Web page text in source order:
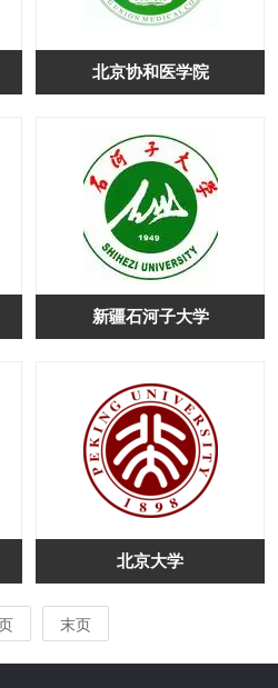
北京协和医学院
新疆石河子大学
北京大学
末页